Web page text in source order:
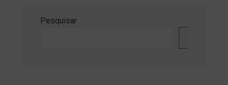
Pesquisar